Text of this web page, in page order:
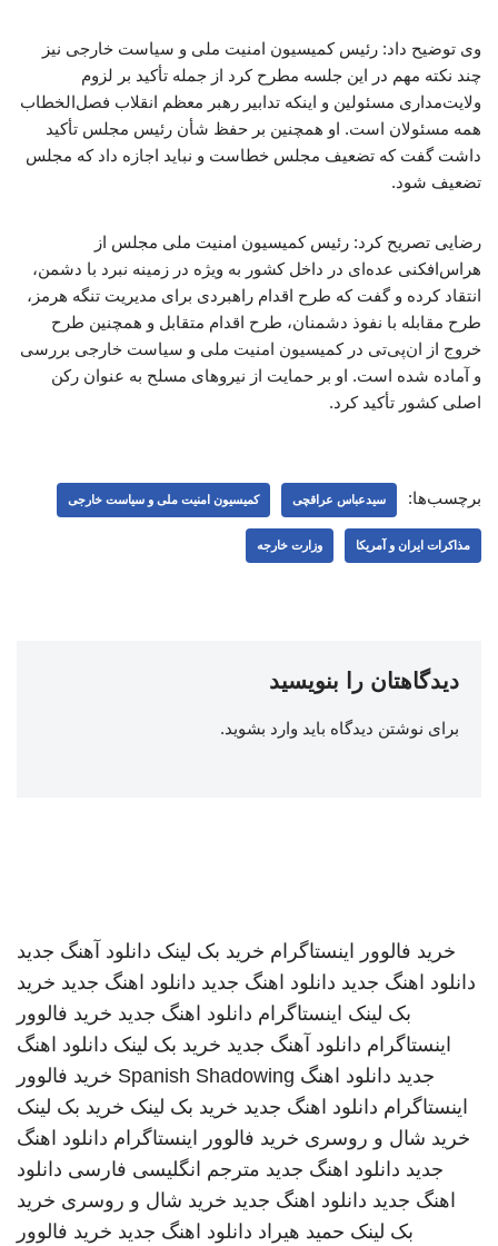
وی توضیح داد: رئیس کمیسیون امنیت ملی و سیاست خارجی نیز
چند نکته مهم در این جلسه مطرح کرد از جمله تأکید بر لزوم
ولایت‌مداری مسئولین و اینکه تدابیر رهبر معظم انقلاب فصل‌الخطاب
همه مسئولان است. او همچنین بر حفظ شأن رئیس مجلس تأکید
داشت گفت که تضعیف مجلس خطاست و نباید اجازه داد که مجلس
تضعیف شود.
رضایی تصریح کرد: رئیس کمیسیون امنیت ملی مجلس از
هراس‌افکنی عده‌ای در داخل کشور به ویژه در زمینه نبرد با دشمن،
انتقاد کرده و گفت که طرح‌ اقدام راهبردی برای مدیریت تنگه هرمز،
طرح مقابله با نفوذ دشمنان، طرح اقدام متقابل و همچنین طرح
خروج از ان‌پی‌تی در کمیسیون امنیت ملی و سیاست خارجی بررسی
و آماده شده است. او بر حمایت از نیروهای مسلح به عنوان رکن
اصلی کشور تأکید کرد.
برچسب‌ها: سیدعباس عراقچی کمیسیون امنیت ملی و سیاست خارجی
مذاکرات ایران و آمریکا وزارت خارجه
دیدگاهتان را بنویسید
برای نوشتن دیدگاه باید وارد بشوید.
خرید فالوور اینستاگرام خرید بک لینک دانلود آهنگ جدید
دانلود اهنگ جدید دانلود اهنگ جدید دانلود اهنگ جدید خرید
بک لینک اینستاگرام دانلود اهنگ جدید خرید فالوور
اینستاگرام دانلود آهنگ جدید خرید بک لینک دانلود اهنگ
جدید دانلود اهنگ Spanish Shadowing خرید فالوور
اینستاگرام دانلود اهنگ جدید خرید بک لینک خرید بک لینک
خرید شال و روسری خرید فالوور اینستاگرام دانلود اهنگ
جدید دانلود اهنگ جدید مترجم انگلیسی فارسی دانلود
اهنگ جدید دانلود اهنگ جدید خرید شال و روسری خرید
بک لینک حمید هیراد دانلود اهنگ جدید خرید فالوور